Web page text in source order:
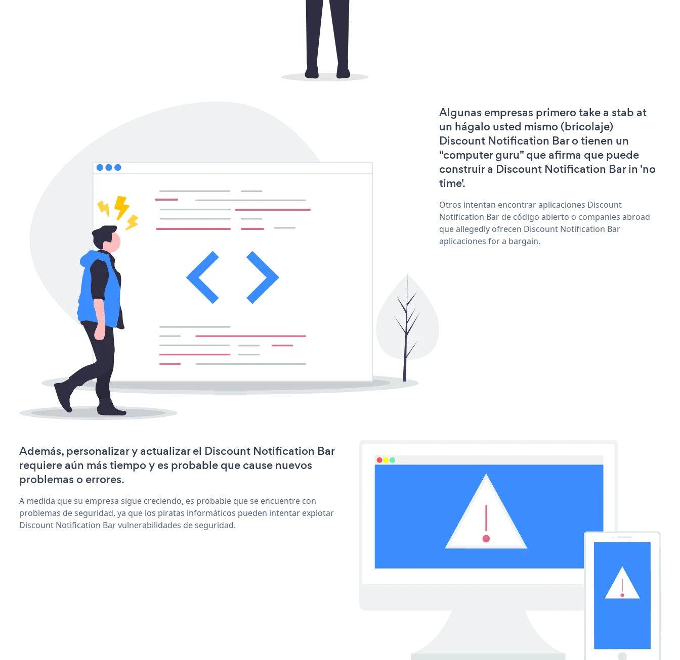
Algunas empresas primero take a stab at
un hágalo usted mismo (bricolaje)
Discount Notification Bar o tienen un
"computer guru" que afirma que puede
construir a Discount Notification Bar in 'no
time'.
Otros intentan encontrar aplicaciones Discount
Notification Bar de código abierto o companies abroad
que allegedly ofrecen Discount Notification Bar
aplicaciones for a bargain.
Además, personalizar y actualizar el Discount Notification Bar
requiere aún más tiempo y es probable que cause nuevos
problemas o errores.
A medida que su empresa sigue creciendo, es probable que se encuentre con
problemas de seguridad, ya que los piratas informáticos pueden intentar explotar
Discount Notification Bar vulnerabilidades de seguridad.